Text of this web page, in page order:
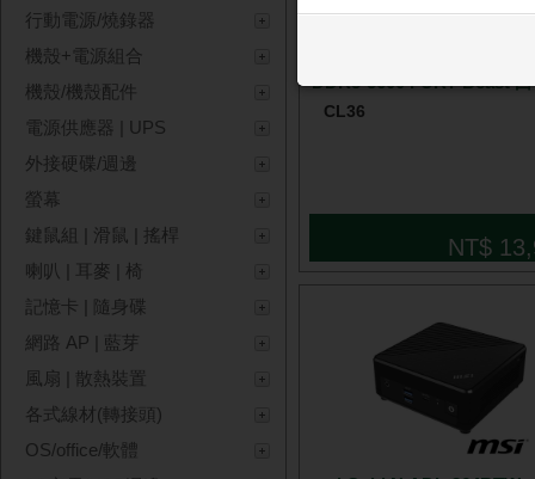
行動電源/燒錄器
機殼+電源組合
機殼/機殼配件
電源供應器 | UPS
外接硬碟/週邊
螢幕
鍵鼠組 | 滑鼠 | 搖桿
喇叭 | 耳麥 | 椅
記憶卡 | 隨身碟
網路 AP | 藍芽
風扇 | 散熱裝置
各式線材(轉接頭)
OS/office/軟體
DDR5-5600 FURY Beast
CL36
NT$